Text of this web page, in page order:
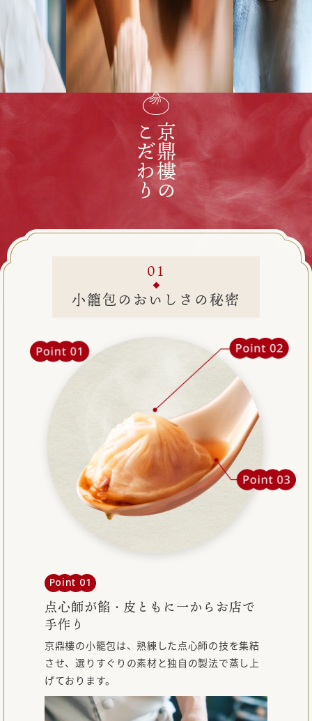
京鼎樓の
こだわり
小籠包のおいしさの秘密
Point 01
点心師が餡・皮ともに一からお店で
手作り
京鼎樓の小籠包は、熟練した点心師の技を集結
させ、選りすぐりの素材と独自の製法で蒸し上
げております。